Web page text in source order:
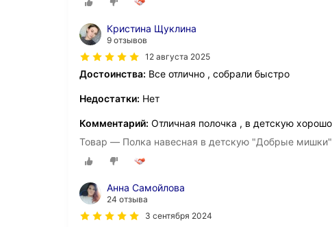
Кристина Щуклина
9 отзывов
12 августа 2025
Достоинства: Все отлично , собрали быстро
Недостатки: Нет
Комментарий: Отличная полочка , в детскую
Товар — Полка навесная в детскую "Добрые
Анна Самойлова
24 отзыва
3 сентября 2024